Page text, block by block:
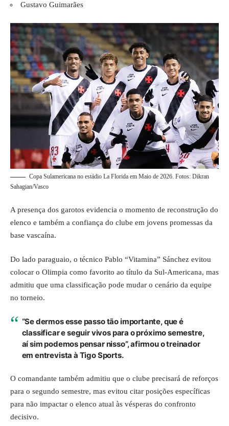
Gustavo Guimarães
Copa Sulamericana no estádio La Florida em Maio de 2026. Fotos: Dikran
Sahagian/Vasco
A presença dos garotos evidencia o momento de reconstrução do
elenco e também a confiança do clube em jovens promessas da
base vascaína.
Do lado paraguaio, o técnico Pablo “Vitamina” Sánchez evitou
colocar o Olimpia como favorito ao título da Sul-Americana, mas
admitiu que uma classificação pode mudar o cenário da equipe
no torneio.
“Se dermos esse passo tão importante, que é
classificar e seguir vivos para o próximo semestre,
aí sim podemos pensar nisso”, afirmou o treinador
em entrevista à Tigo Sports.
O comandante também admitiu que o clube precisará de reforços
para o segundo semestre, mas evitou citar posições específicas
para não impactar o elenco atual às vésperas do confronto
decisivo.